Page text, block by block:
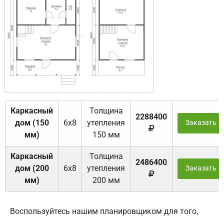
Каркасный
дом (150
мм)
6х8
Толщина
утепления
150 мм
2288400
Заказать
Каркасный
дом (200
мм)
6х8
Толщина
утепления
200 мм
2486400
Заказать
Воспользуйтесь нашим планировщиком для того,